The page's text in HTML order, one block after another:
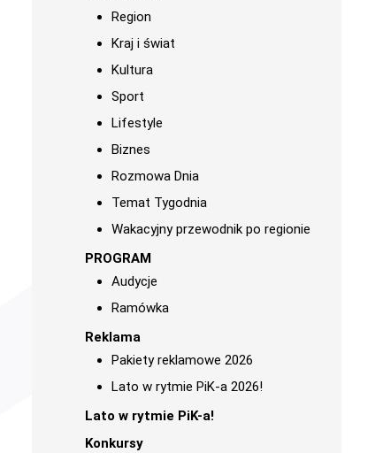
Region
Kraj i świat
Kultura
Sport
Lifestyle
Biznes
Rozmowa Dnia
Temat Tygodnia
Wakacyjny przewodnik po regionie
PROGRAM
Audycje
Ramówka
Reklama
Pakiety reklamowe 2026
Lato w rytmie PiK-a 2026!
Lato w rytmie PiK-a!
Konkursy